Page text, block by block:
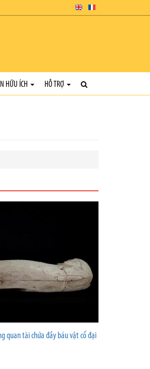
HỮU ÍCH HỖ TRỢ
quan tài chứa đầy báu vật cổ đại